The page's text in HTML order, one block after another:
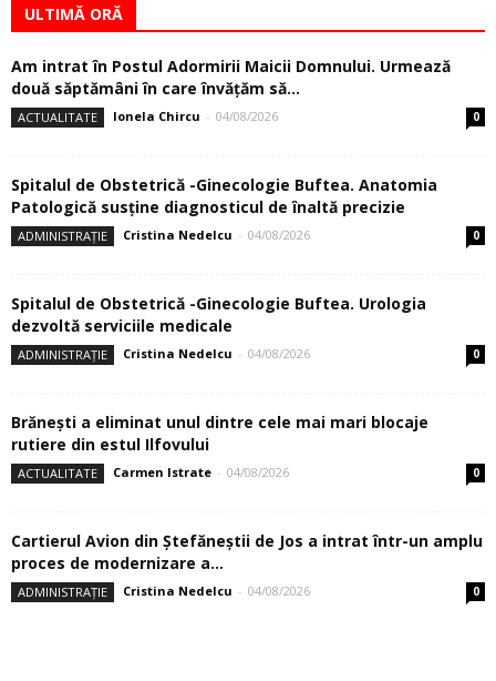
ULTIMĂ ORĂ
Am intrat în Postul Adormirii Maicii Domnului. Urmează
două săptămâni în care învăţăm să...
ACTUALITATE Ionela Chircu - 04/08/2026 0
Spitalul de Obstetrică -Ginecologie Buftea. Anatomia
Patologică susţine diagnosticul de înaltă precizie
ADMINISTRAȚIE Cristina Nedelcu - 04/08/2026 0
Spitalul de Obstetrică -Ginecologie Buftea. Urologia
dezvoltă serviciile medicale
ADMINISTRAȚIE Cristina Nedelcu - 04/08/2026 0
Brănești a eliminat unul dintre cele mai mari blocaje
rutiere din estul Ilfovului
ACTUALITATE Carmen Istrate - 04/08/2026 0
Cartierul Avion din Ştefăneştii de Jos a intrat într-un amplu
proces de modernizare a...
ADMINISTRAȚIE Cristina Nedelcu - 04/08/2026 0